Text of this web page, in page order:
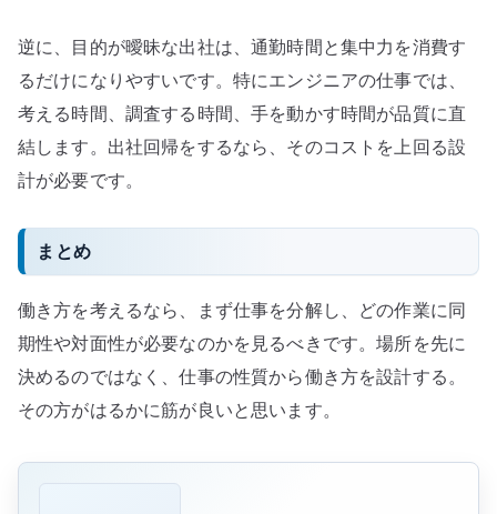
逆に、目的が曖昧な出社は、通勤時間と集中力を消費す
るだけになりやすいです。特にエンジニアの仕事では、
考える時間、調査する時間、手を動かす時間が品質に直
結します。出社回帰をするなら、そのコストを上回る設
計が必要です。
まとめ
働き方を考えるなら、まず仕事を分解し、どの作業に同
期性や対面性が必要なのかを見るべきです。場所を先に
決めるのではなく、仕事の性質から働き方を設計する。
その方がはるかに筋が良いと思います。